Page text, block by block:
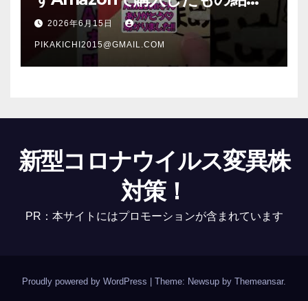
介 #Shorts
2026年6月15日
PIKAKICHI2015@GMAIL.COM
新型コロナウイルス変異株
対策！
PR：本サイトにはプロモーションが含まれています
Proudly powered by WordPress Theme: Newsup by Themeansar.